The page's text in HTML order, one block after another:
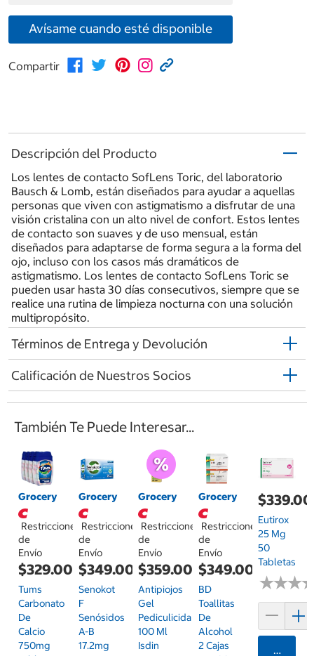
Avísame cuando esté disponible
Compartir
Descripción del Producto
Los lentes de contacto SofLens Toric, del laboratorio
Bausch & Lomb, están diseñados para ayudar a aquellas
personas que viven con astigmatismo a disfrutar de una
visión cristalina con un alto nivel de confort. Estos lentes
de contacto son suaves y de uso mensual, están
diseñados para adaptarse de forma segura a la forma del
ojo, incluso con los casos más dramáticos de
astigmatismo. Los lentes de contacto SofLens Toric se
pueden usar hasta 30 días consecutivos, siempre que se
realice una rutina de limpieza nocturna con una solución
multipropósito.
Términos de Entrega y Devolución
Calificación de Nuestros Socios
También Te Puede Interesar...
Grocery
Restricciones
de
Envío
$329.00
Tums
Carbonato
De
Calcio
750mg
Grocery
Restricciones
de
Envío
$349.00
Senokot
F
Senósidos
A-B
17.2mg
Grocery
Restricciones
de
Envío
$359.00
Antipiojos
Gel
Pediculicida
100 Ml
Isdin
Grocery
Restricciones
de
Envío
$349.00
BD
Toallitas
De
Alcohol
2 Cajas
$339.00
Eutirox
25 Mg
50
Tabletas
★★★
★★★